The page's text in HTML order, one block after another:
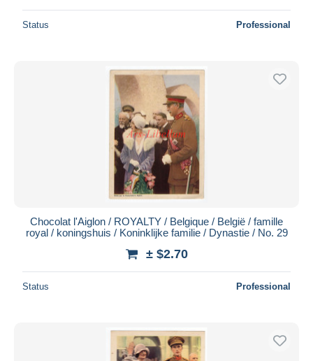
Status Professional
Chocolat l'Aiglon / ROYALTY / Belgique / België / famille
royal / koningshuis / Koninklijke familie / Dynastie / No. 29
± $2.70
Status Professional